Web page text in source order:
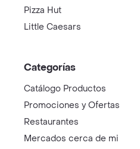
Pizza Hut
Little Caesars
Categorías
Catálogo Productos
Promociones y Ofertas
Restaurantes
Mercados cerca de mi